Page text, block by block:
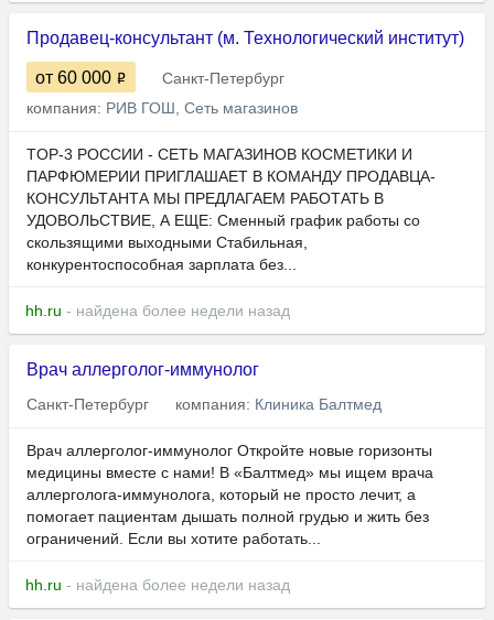
Продавец-консультант (м. Технологический институт)
от 60 000
Санкт-Петербург
компания: РИВ ГОШ, Сеть магазинов
TOP-3 РОССИИ - СЕТЬ МАГАЗИНОВ КОСМЕТИКИ И
ПАРФЮМЕРИИ ПРИГЛАШАЕТ В КОМАНДУ ПРОДАВЦА-
КОНСУЛЬТАНТА МЫ ПРЕДЛАГАЕМ РАБОТАТЬ В
УДОВОЛЬСТВИЕ, А ЕЩЕ: Сменный график работы со
скользящими выходными Стабильная,
конкурентоспособная зарплата без...
hh.ru - найдена более недели назад
Врач аллерголог-иммунолог
Санкт-Петербург компания: Клиника Балтмед
Врач аллерголог-иммунолог Откройте новые горизонты
медицины вместе с нами! В «Балтмед» мы ищем врача
аллерголога-иммунолога, который не просто лечит, а
помогает пациентам дышать полной грудью и жить без
ограничений. Если вы хотите работать...
hh.ru - найдена более недели назад